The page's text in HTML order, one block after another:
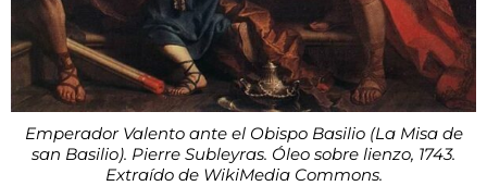
Emperador Valento ante el Obispo Basilio (La Misa de
san Basilio). Pierre Subleyras. Óleo sobre lienzo, 1743.
Extraído de WikiMedia Commons.